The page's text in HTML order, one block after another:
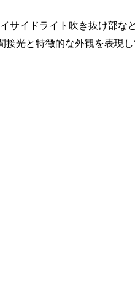
イドライト吹き抜け部な
光と特徴的な外観を表現し